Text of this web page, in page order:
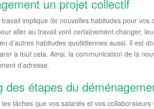
un projet collectif
travail implique de nouvelles habitudes pour
aller au travail vont certainement changer,
d’autres habitudes quotidiennes aussi. Il est
à tout cela. Ainsi, la communication de la
d’adresse.
des étapes du
tâches que vos salariés et vos